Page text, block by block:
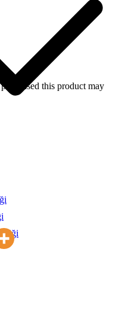
this product may